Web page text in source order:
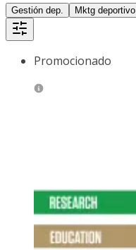
Gestión dep. Mktg deportivo
Promocionado